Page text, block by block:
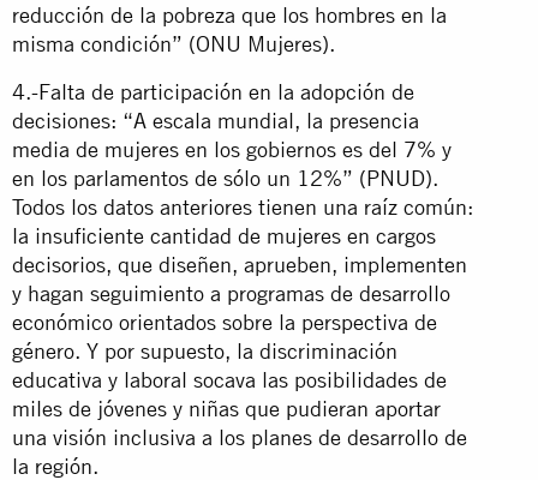
reducción de la pobreza que los hombres en la
misma condición” (ONU Mujeres).
4.-Falta de participación en la adopción de
decisiones: “A escala mundial, la presencia
media de mujeres en los gobiernos es del 7% y
en los parlamentos de sólo un 12%” (PNUD).
Todos los datos anteriores tienen una raíz común:
la insuficiente cantidad de mujeres en cargos
decisorios, que diseñen, aprueben, implementen
y hagan seguimiento a programas de desarrollo
económico orientados sobre la perspectiva de
género. Y por supuesto, la discriminación
educativa y laboral socava las posibilidades de
miles de jóvenes y niñas que pudieran aportar
una visión inclusiva a los planes de desarrollo de
la región.